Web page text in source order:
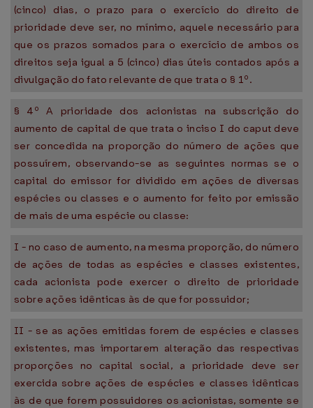
(cinco) dias, o prazo para o exercício do direito de
prioridade deve ser, no mínimo, aquele necessário para
que os prazos somados para o exercício de ambos os
direitos seja igual a 5 (cinco) dias úteis contados após a
divulgação do fato relevante de que trata o § 1º.
§ 4º A prioridade dos acionistas na subscrição do
aumento de capital de que trata o inciso I do caput deve
ser concedida na proporção do número de ações que
possuírem, observando-se as seguintes normas se o
capital do emissor for dividido em ações de diversas
espécies ou classes e o aumento for feito por emissão
de mais de uma espécie ou classe:
I - no caso de aumento, na mesma proporção, do número
de ações de todas as espécies e classes existentes,
cada acionista pode exercer o direito de prioridade
sobre ações idênticas às de que for possuidor;
II - se as ações emitidas forem de espécies e classes
existentes, mas importarem alteração das respectivas
proporções no capital social, a prioridade deve ser
exercida sobre ações de espécies e classes idênticas
às de que forem possuidores os acionistas, somente se